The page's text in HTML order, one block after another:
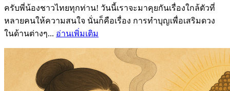
ครับพี่น้องชาวไทยทุกท่าน! วันนี้เราจะมาคุยกันเรื่องใกล้ตัวที่
หลายคนให้ความสนใจ นั่นก็คือเรื่อง การทำบุญเพื่อเสริมดวง
ในด้านต่างๆ... อ่านเพิ่มเติม